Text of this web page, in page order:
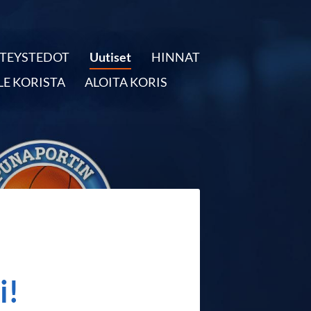
Uutiset
HINNAT
KORISTA
ALOITA KORIS